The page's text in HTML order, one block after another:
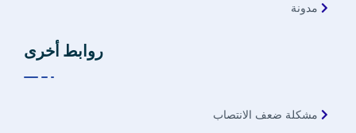
مدونة
روابط أخرى
مشكلة ضعف الانتصاب